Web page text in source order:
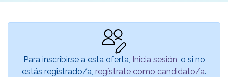
Para inscribirse a esta oferta, Inicia sesión , o si no
estás registrado/a, regístrate como candidato/a.